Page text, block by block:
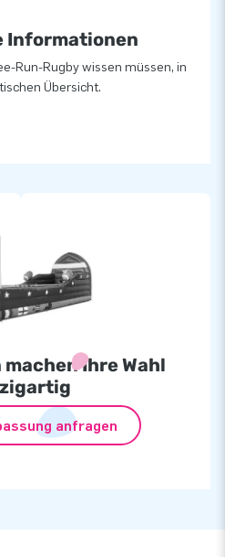
Informationen
Run-Rugby wissen müssen, in
Übersicht.
Ihre Wahl
anfragen